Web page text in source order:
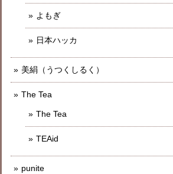
よもぎ
日本ハッカ
美絹（うつくしるく）
The Tea
The Tea
TEAid
punite